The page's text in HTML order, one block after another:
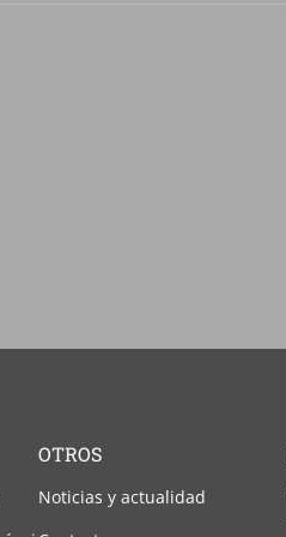
OTROS
Noticias y actualidad